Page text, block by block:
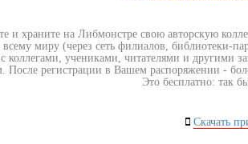
и храните на Либмонстре свою авторскую
миру (через сеть филиалов, библиотеки-
коллегами, учениками, читателями и другими
После регистрации в Вашем распоряжении -
Это бесплатно: так
Скачать